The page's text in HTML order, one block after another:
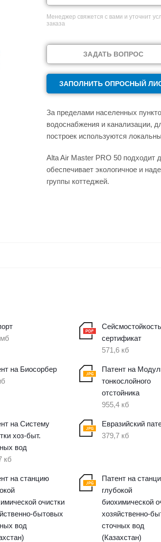
Менеджер свяжется с вами и уточнит
заказа
ЗАДАТЬ ВОПРОС
ЗАПОЛНИТЬ ОПРОСНЫЙ
За пределами населенных
водоснабжения и канализации,
построек используются
Alta Air Master PRO 50 подходит
обеспечивает экологичное и
группы коттеджей.
Сейсмостойкость
сертификат
571,6 кб
на Биосорбер
Патент на
тонкослойного
отстойника
955,4 кб
на Систему
хоз-быт.
вод
кб
Евразийский
379,7 кб
на станцию
очистки
бытовых
вод
Патент на
глубокой
биохимической
хозяйственно-
сточных вод
(Казахстан)